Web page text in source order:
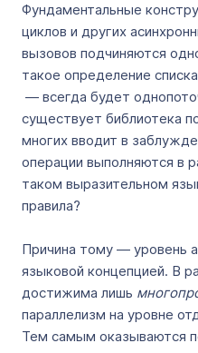
Фундаментальные
циклов и других
вызовов подчиняются
такое определение
— всегда будет
существует библиотека
многих вводит в
операции выполняются в
таком выразительном
правила?
Причина тому — уровень
языковой концепцией. В
достижима лишь
параллелизм на уровне
Тем самым оказываются